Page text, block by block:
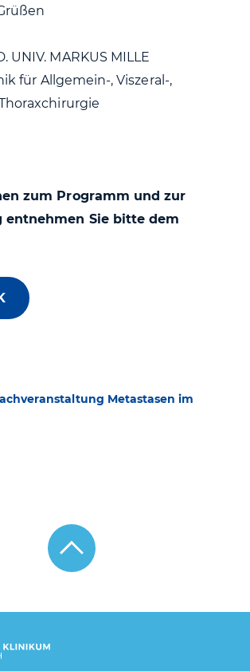
UNIV. MARKUS MILLE
für Allgemein-, Viszeral-,
zum Programm und zur
entnehmen Sie bitte dem
Metastasen im